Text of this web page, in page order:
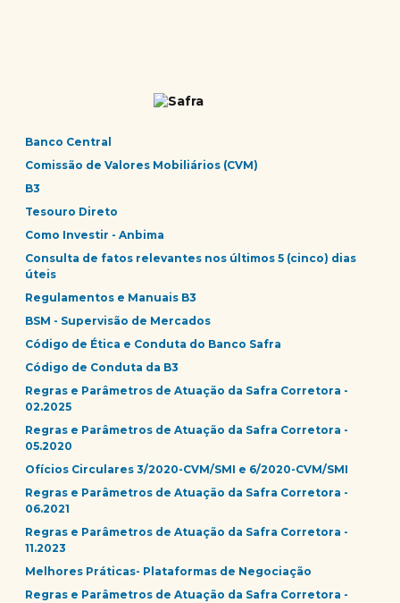
Banco Central
Comissão de Valores Mobiliários (CVM)
B3
Tesouro Direto
Como Investir - Anbima
Consulta de fatos relevantes nos últimos 5 (cinco) dias
úteis
Regulamentos e Manuais B3
BSM - Supervisão de Mercados
Código de Ética e Conduta do Banco Safra
Código de Conduta da B3
Regras e Parâmetros de Atuação da Safra Corretora -
02.2025
Regras e Parâmetros de Atuação da Safra Corretora -
05.2020
Ofícios Circulares 3/2020-CVM/SMI e 6/2020-CVM/SMI
Regras e Parâmetros de Atuação da Safra Corretora -
06.2021
Regras e Parâmetros de Atuação da Safra Corretora -
11.2023
Melhores Práticas- Plataformas de Negociação
Regras e Parâmetros de Atuação da Safra Corretora -